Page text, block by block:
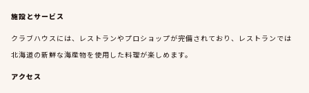
施設とサービス
クラブハウスには、レストランやプロショップが完備されており、レストランでは
北海道の新鮮な海産物を使用した料理が楽しめます。
アクセス